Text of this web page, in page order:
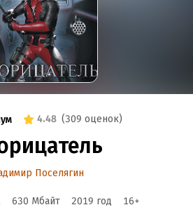
4.48 (309 оценок)
Поселягин
630 Мбайт 2019 год 16+